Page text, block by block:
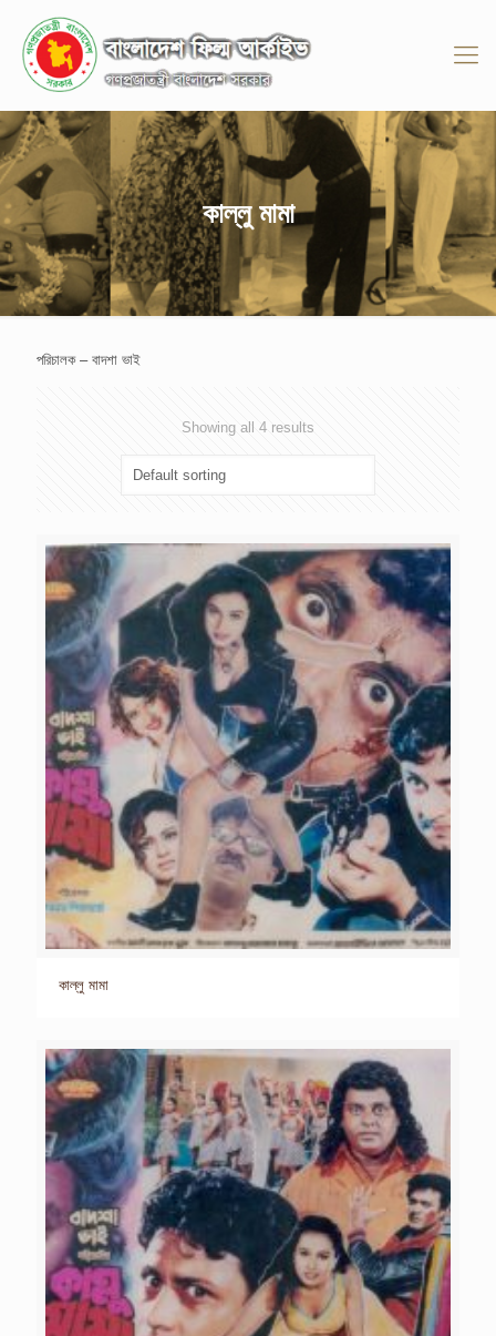
কাল্লু মামা
পরিচালক – বাদশা ভাই
Showing all 4 results
কাল্লু মামা